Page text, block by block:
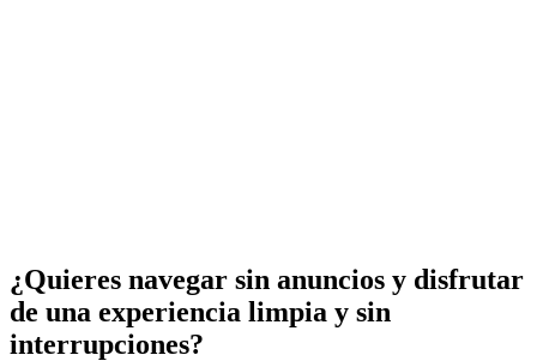
¿Quieres navegar sin anuncios y disfrutar
de una experiencia limpia y sin
interrupciones?